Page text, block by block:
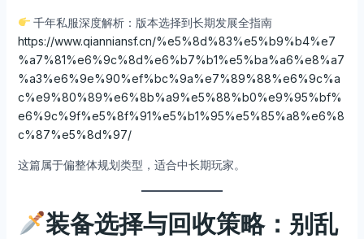
千年私服深度解析：版本选择到长期发展全指南
https://www.qianniansf.cn/%e5%8d%83%e5%b9%b4%e7
%a7%81%e6%9c%8d%e6%b7%b1%e5%ba%a6%e8%a7
%a3%e6%9e%90%ef%bc%9a%e7%89%88%e6%9c%a
c%e9%80%89%e6%8b%a9%e5%88%b0%e9%95%bf%
e6%9c%9f%e5%8f%91%e5%b1%95%e5%85%a8%e6%8
c%87%e5%8d%97/
这篇属于偏整体规划类型，适合中长期玩家。
装备选择与回收策略：别乱